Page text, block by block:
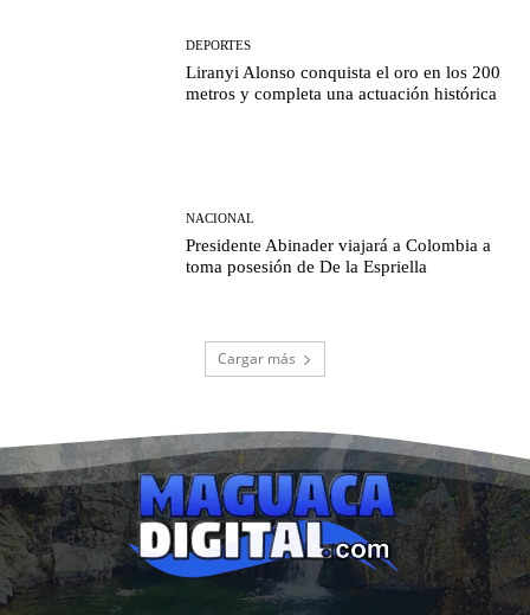
DEPORTES
Liranyi Alonso conquista el oro en los 200
metros y completa una actuación histórica
NACIONAL
Presidente Abinader viajará a Colombia a
toma posesión de De la Espriella
Cargar más